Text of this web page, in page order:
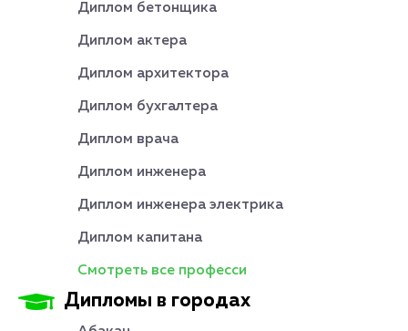
Диплом бетонщика
Диплом актера
Диплом архитектора
Диплом бухгалтера
Диплом врача
Диплом инженера
Диплом инженера электрика
Диплом капитана
Смотреть все професси
Дипломы в городах